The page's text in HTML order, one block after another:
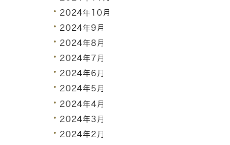
2024年10月
2024年9月
2024年8月
2024年7月
2024年6月
2024年5月
2024年4月
2024年3月
2024年2月